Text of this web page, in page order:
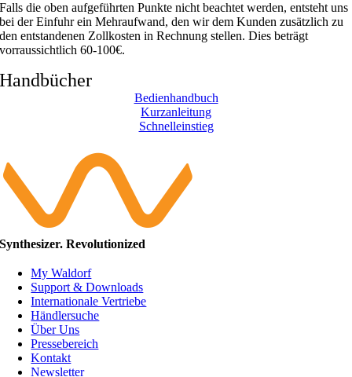
Falls die oben aufgeführten Punkte nicht beachtet werden, entsteht uns
bei der Einfuhr ein Mehraufwand, den wir dem Kunden zusätzlich zu
den entstandenen Zollkosten in Rechnung stellen. Dies beträgt
vorraussichtlich 60-100€.
Handbücher
Bedienhandbuch
Kurzanleitung
Schnelleinstieg
Synthesizer. Revolutionized
My Waldorf
Support & Downloads
Internationale Vertriebe
Händlersuche
Über Uns
Pressebereich
Kontakt
Newsletter